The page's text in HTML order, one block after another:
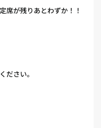
席が残りあとわずか！！
ださい。